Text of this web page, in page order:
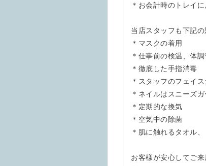
＊お会計時のトレイ
当店スタッフも下記の
＊マスクの着用
＊仕事前の検温、体調
＊徹底した手指消毒
＊スタッフのフェイ
＊ネイルはスニーズ
＊定期的な換気
＊空気中の除菌
＊肌に触れるタオル
お客様が安心してご